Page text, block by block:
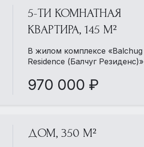
5-ТИ КОМНАТНАЯ
КВАРТИРА, 145 М²
В жилом комплексе «Balchug
Residence (Балчуг Резиденс)»
970 000 ₽
ДОМ, 350 М²